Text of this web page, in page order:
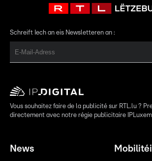
Schreift Iech an eis Newsletteren an :
Vous souhaitez faire de la publicité sur RTL.lu ?
directement avec notre régie publicitaire
News